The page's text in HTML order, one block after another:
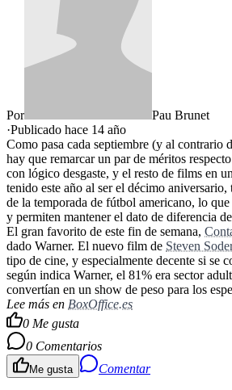
Por
Pau Brunet
·Publicado hace 14 año
Como pasa cada septiembre (y al contrario
hay que remarcar un par de méritos
con lógico desgaste, y el resto de films en
tenido este año al ser el décimo
de la temporada de fútbol americano, lo
y permiten mantener el dato de diferencia
El gran favorito de este fin de semana,
dado Warner. El nuevo film de Steven
tipo de cine, y especialmente decente si se
según indica Warner, el 81% era sector
convertían en un show de peso para los
Lee más en BoxOffice.es
0 Me gusta
0 Comentarios
Me gusta Comentar